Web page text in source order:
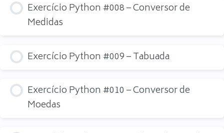
Exercício Python #008 – Conversor de
Medidas
Exercício Python #009 – Tabuada
Exercício Python #010 – Conversor de
Moedas